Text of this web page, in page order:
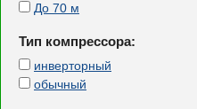
До 70 м
Тип компрессора:
инверторный
обычный